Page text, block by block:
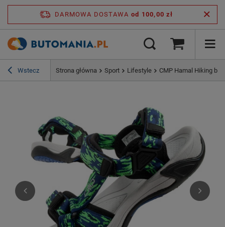
DARMOWA DOSTAWA od 100,00 zł
Wstecz Strona główna Sport Lifestyle CMP Hamal Hiking